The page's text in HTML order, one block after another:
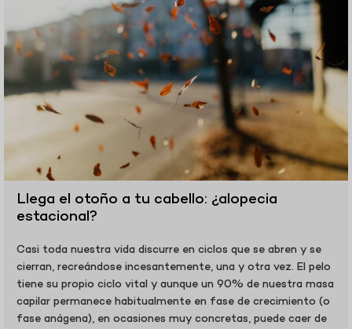
Llega el otoño a tu cabello: ¿alopecia
estacional?
Casi toda nuestra vida discurre en ciclos que se abren y se
cierran, recreándose incesantemente, una y otra vez. El pelo
tiene su propio ciclo vital y aunque un 90% de nuestra masa
capilar permanece habitualmente en fase de crecimiento (o
fase anágena), en ocasiones muy concretas, puede caer de